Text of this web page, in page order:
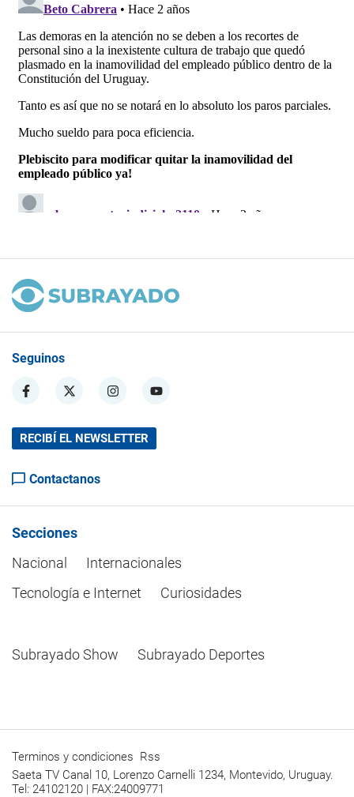
Seguinos
RECIBÍ EL NEWSLETTER
Contactanos
Secciones
Nacional
Internacionales
Tecnología e Internet
Curiosidades
Subrayado Show Subrayado Deportes
Terminos y condiciones Rss
Saeta TV Canal 10, Lorenzo Carnelli 1234, Montevido, Uruguay.
Tel: 24102120 | FAX:24009771